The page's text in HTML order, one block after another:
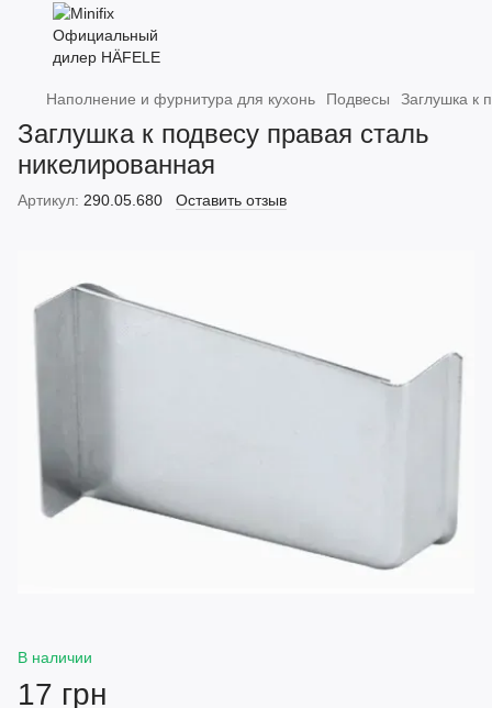
Наполнение и фурнитура для кухонь Подвесы Заглушка к
Заглушка к подвесу правая сталь
никелированная
Артикул: 290.05.680 Оставить отзыв
В наличии
17 грн